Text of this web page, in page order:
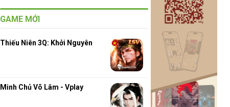
GAME MỚI
Thiếu Niên 3Q: Khởi Nguyên
Minh Chủ Võ Lâm - Vplay